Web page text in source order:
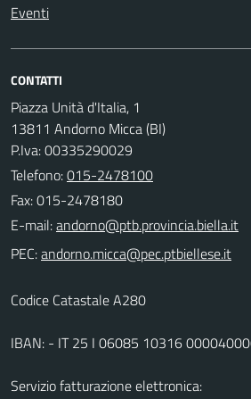
Eventi
CONTATTI
Piazza Unità d'Italia, 1
13811 Andorno Micca (BI)
P.Iva: 00335290029
Telefono:015-2478100
Fax: 015-2478180
E-mail:
PEC:
Codice Catastale A280
IBAN: - IT 25 I 06085 10316
Servizio fatturazione elettronica: